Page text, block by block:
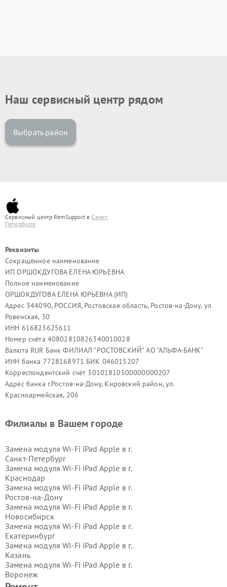
Наш сервисный центр рядом
Выбрать район
Сервисный центр RemSupport вСанкт-
Петербурге
Реквизиты
Сокращённое наименование
ИП ОРШОКДУГОВА ЕЛЕНА ЮРЬЕВНА
Полное наименование
ОРШОКДУГОВА ЕЛЕНА ЮРЬЕВНА (ИП)
Адрес 344090, РОССИЯ, Ростовская область, Ростов-на-Дону, ул
Ровенская, 30
ИНН 616823625611
Номер счёта 40802810826340010028
Валюта RUR Банк ФИЛИАЛ "РОСТОВСКИЙ" АО "АЛЬФА-БАНК"
ИНН банка 7728168971 БИК 046015207
Корреспондентский счёт 30101810500000000207
Адрес банка г.Ростов-на-Дону, Кировский район, ул.
Красноармейская, 206
Филиалы в Вашем городе
Замена модуля Wi-Fi iPad Apple в г.
Санкт-Петербург
Замена модуля Wi-Fi iPad Apple в г.
Краснодар
Замена модуля Wi-Fi iPad Apple в г.
Ростов-на-Дону
Замена модуля Wi-Fi iPad Apple в г.
Новосибирск
Замена модуля Wi-Fi iPad Apple в г.
Екатеринбург
Замена модуля Wi-Fi iPad Apple в г.
Казань
Замена модуля Wi-Fi iPad Apple в г.
Воронеж
Замена модуля Wi-Fi iPad Apple в г.